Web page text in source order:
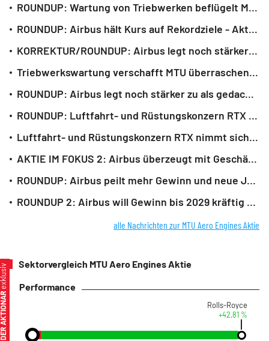
ROUNDUP: Wartung von Triebwerken beflügelt MTU - Aktie legt zu
ROUNDUP: Airbus hält Kurs auf Rekordziele - Aktie verliert
KORREKTUR/ROUNDUP: Airbus legt noch stärker zu als gedacht - Rekorde im Blick
Triebwerkswartung verschafft MTU überraschend viel Schub
ROUNDUP: Airbus legt noch stärker zu als gedacht - Rekordziele im Blick
ROUNDUP: Luftfahrt- und Rüstungskonzern RTX nimmt sich für 2026 noch mehr vor
Luftfahrt- und Rüstungskonzern RTX nimmt sich für 2026 noch mehr vor
AKTIE IM FOKUS 2: Airbus überzeugt mit Geschäftszielen und Aktienrückkauf
ROUNDUP: Airbus peilt mehr Gewinn und neue Jet-Version an - Aktie hebt ab
ROUNDUP 2: Airbus will Gewinn bis 2029 kräftig steigern - Aktienrückkauf
alle Nachrichten zur MTU Aero Engines Aktie
Sektorvergleich MTU Aero Engines Aktie
Performance
Rolls-Royce
+42,81 %